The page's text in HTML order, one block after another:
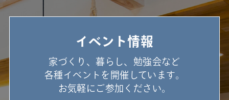
イベント情報
家づくり、暮らし、勉強会など
各種イベントを開催しています。
お気軽にご参加ください。